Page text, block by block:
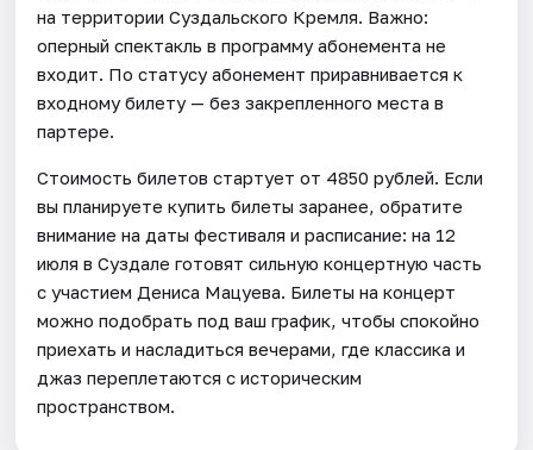
на территории Суздальского Кремля. Важно:
оперный спектакль в программу абонемента не
входит. По статусу абонемент приравнивается к
входному билету — без закрепленного места в
партере.
Стоимость билетов стартует от 4850 рублей. Если
вы планируете купить билеты заранее, обратите
внимание на даты фестиваля и расписание: на 12
июля в Суздале готовят сильную концертную часть
с участием Дениса Мацуева. Билеты на концерт
можно подобрать под ваш график, чтобы спокойно
приехать и насладиться вечерами, где классика и
джаз переплетаются с историческим
пространством.